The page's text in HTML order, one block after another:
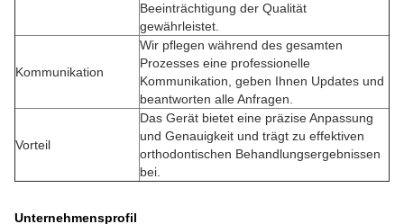
Beeinträchtigung der Qualität
gewährleistet.
Kommunikation
Wir pflegen während des gesamten
Prozesses eine professionelle
Kommunikation, geben Ihnen Updates und
beantworten alle Anfragen.
Vorteil
Das Gerät bietet eine präzise Anpassung
und Genauigkeit und trägt zu effektiven
orthodontischen Behandlungsergebnissen
bei.
Unternehmensprofil